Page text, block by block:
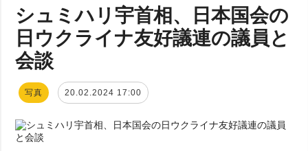
全てのトピック
戦争
政治
経済・復興
防衛
ウクルインフォ
ルム
シュミハリ宇首相、日本国会の
日ウクライナ友好議連の議員と
会談
写真 20.02.2024 17:00